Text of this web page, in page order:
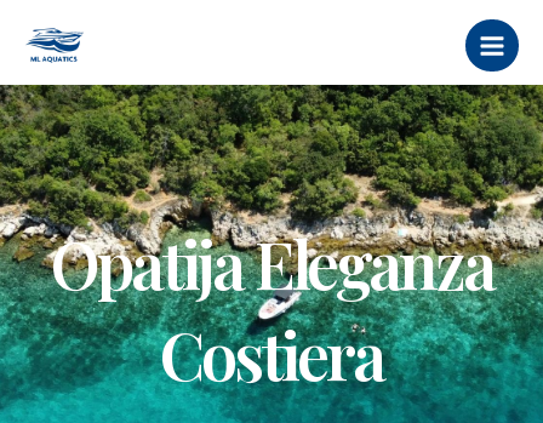
contenuto
Opatija Eleganza
Costiera